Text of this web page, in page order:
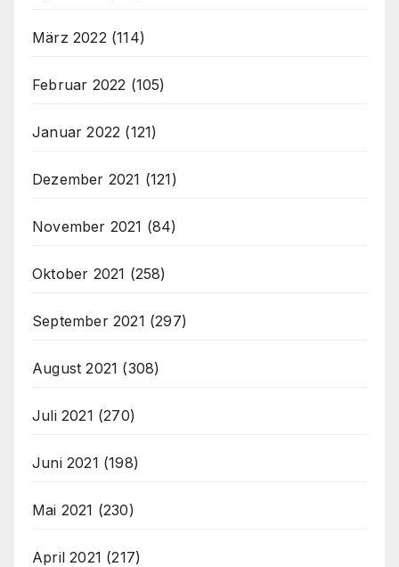
März 2022 (114)
Februar 2022 (105)
Januar 2022 (121)
Dezember 2021 (121)
November 2021 (84)
Oktober 2021 (258)
September 2021 (297)
August 2021 (308)
Juli 2021 (270)
Juni 2021 (198)
Mai 2021 (230)
April 2021 (217)